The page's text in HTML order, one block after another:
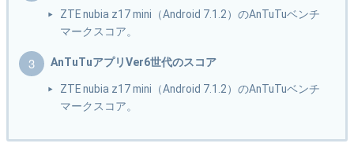
ZTE nubia z17 mini（Android 7.1.2）のAnTuTuベンチ
マークスコア。
AnTuTuアプリVer6世代のスコア
ZTE nubia z17 mini（Android 7.1.2）のAnTuTuベンチ
マークスコア。